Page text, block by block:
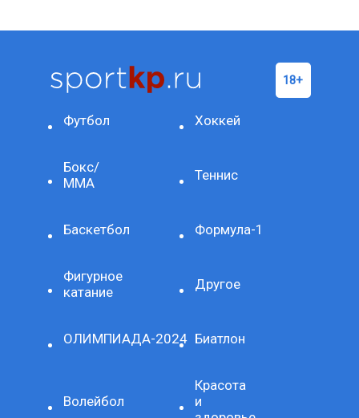
Футбол Хоккей
Бокс/
ММА
Теннис
Баскетбол Формула-1
Фигурное
катание
Другое
ОЛИМПИАДА-2024 Биатлон
Волейбол
Красота
и